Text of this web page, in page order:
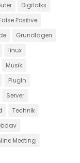
Digitalks
Positive
Grundlagen
linux
Musik
PlugIn
Server
Technik
Meeting